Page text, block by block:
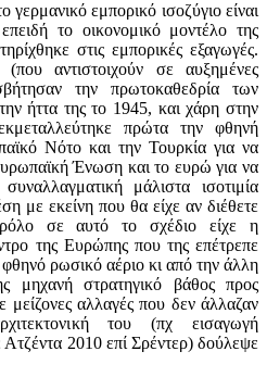
εμπορικό ισοζύγιο είναι
το οικονομικό μοντέλο της
στις εμπορικές εξαγωγές.
αντιστοιχούν σε αυξημένες
την πρωτοκαθεδρία των
ήττα της το 1945, και χάρη στην
πρώτα την φθηνή
Νότο και την Τουρκία για να
Ένωση και το ευρώ για να
μάλιστα ισοτιμία
με εκείνη που θα είχε αν διέθετε
σε αυτό το σχέδιο είχε η
της Ευρώπης που της επέτρεπε
ρωσικό αέριο κι από την άλλη
μηχανή στρατηγικό βάθος προς
αλλαγές που δεν άλλαζαν
του (πχ εισαγωγή
2010 επί Σρέντερ) δούλεψε